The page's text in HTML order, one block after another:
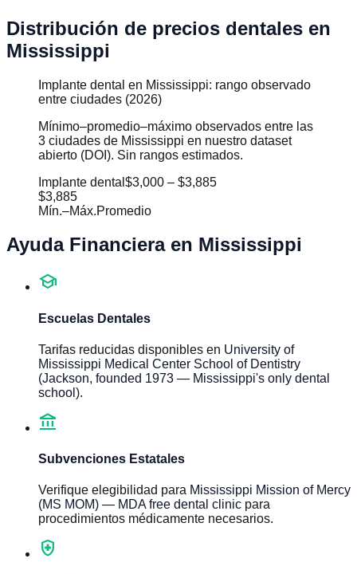
Distribución de precios dentales en
Mississippi
Implante dental en Mississippi: rango observado
entre ciudades (2026)
Mínimo–promedio–máximo observados entre las
3 ciudades de Mississippi en nuestro dataset
abierto (DOI). Sin rangos estimados.
Implante dental $3,000 – $3,885
$3,885
Mín.–Máx.Promedio
Ayuda Financiera en Mississippi
school
Escuelas Dentales
Tarifas reducidas disponibles en University of
Mississippi Medical Center School of Dentistry
(Jackson, founded 1973 — Mississippi's only dental
school).
account_balance
Subvenciones Estatales
Verifique elegibilidad para Mississippi Mission of Mercy
(MS MOM) — MDA free dental clinic para
procedimientos médicamente necesarios.
health_and_safety